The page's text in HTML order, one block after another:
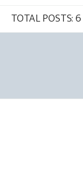
TOTAL POSTS: 6